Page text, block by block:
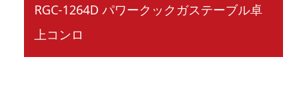
RGC-1264D パワークックガステーブル卓
上コンロ